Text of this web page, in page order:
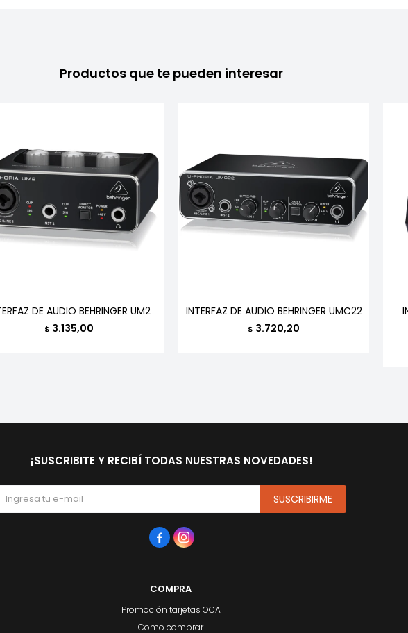
Productos que te pueden interesar
DE AUDIO BEHRINGER UM2
$ 3.135,00
INTERFAZ DE AUDIO BEHRINGER UMC22
$ 3.720,20
COMPRA
Promoción tarjetas OCA
Como comprar
¡SUSCRIBITE Y RECIBÍ TODAS NUESTRAS NOVEDADES!
SUSCRIBIRME
 